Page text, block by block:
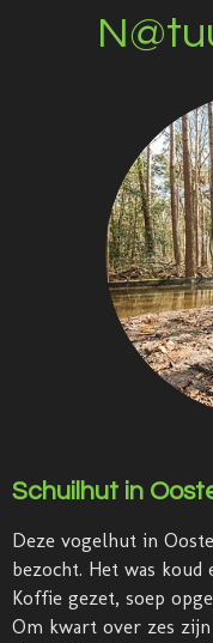
Schuilhut in
Deze vogelhut in
bezocht. Het was
Koffie gezet, soep
Om kwart over zes